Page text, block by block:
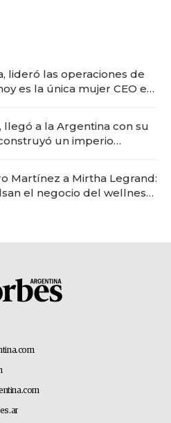
lideró las operaciones de
es la única mujer CEO en
llegó a la Argentina con su
un imperio
Martínez a Mirtha Legrand:
el negocio del wellness